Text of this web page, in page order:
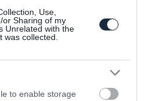
Use,
or Sharing of my
Unrelated with the
was collected.
to enable storage
Rover a már nem